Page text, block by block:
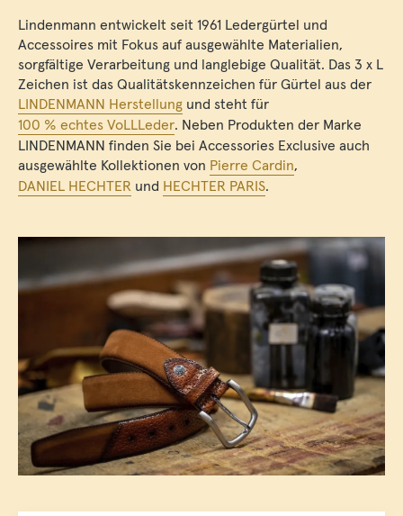
Lindenmann entwickelt seit 1961 Ledergürtel und
Accessoires mit Fokus auf ausgewählte Materialien,
sorgfältige Verarbeitung und langlebige Qualität. Das 3 x L
Zeichen ist das Qualitätskennzeichen für Gürtel aus der
LINDENMANN Herstellung und steht für
100 % echtes VoLLLeder. Neben Produkten der Marke
LINDENMANN finden Sie bei Accessories Exclusive auch
ausgewählte Kollektionen von Pierre Cardin,
DANIEL HECHTER und HECHTER PARIS.